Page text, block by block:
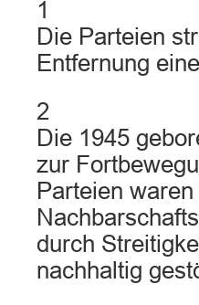
1
Die Parteien
Entfernung
2
Die 1945
zur
Parteien
durch
nachhaltig